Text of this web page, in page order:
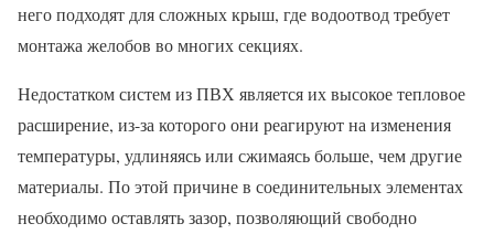
него подходят для сложных крыш, где водоотвод требует
монтажа желобов во многих секциях.
Недостатком систем из ПВХ является их высокое тепловое
расширение, из-за которого они реагируют на изменения
температуры, удлиняясь или сжимаясь больше, чем другие
материалы. По этой причине в соединительных элементах
необходимо оставлять зазор, позволяющий свободно